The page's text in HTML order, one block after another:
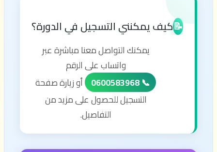
📝كيف يمكنني التسجيل في الدورة؟
يمكنك التواصل معنا مباشرة عبر
واتساب على الرقم
📞 0600583968
أو زيارة صفحة
التسجيل للحصول على مزيد من
التفاصيل.